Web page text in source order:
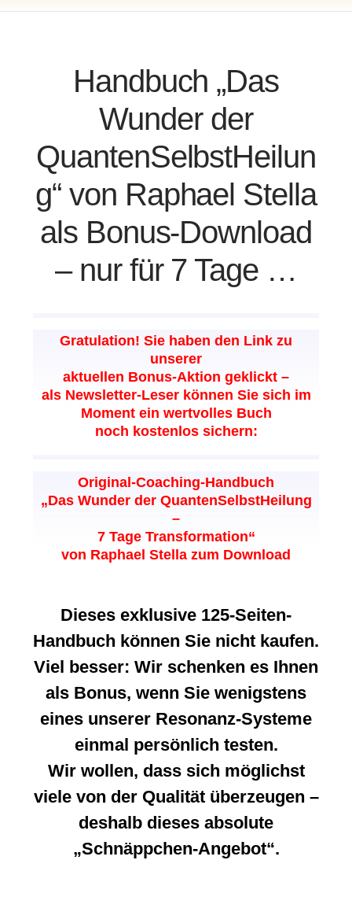
Handbuch „Das
Wunder der
QuantenSelbstHeilun
g“ von Raphael Stella
als Bonus-Download
– nur für 7 Tage …
Gratulation! Sie haben den Link zu
unserer
aktuellen Bonus-Aktion geklickt –
als Newsletter-Leser können Sie sich im
Moment ein wertvolles Buch
noch kostenlos sichern:
Original-Coaching-Handbuch
„Das Wunder der QuantenSelbstHeilung
–
7 Tage Transformation“
von Raphael Stella zum Download
Dieses exklusive 125-Seiten-
Handbuch können Sie nicht kaufen.
Viel besser: Wir schenken es Ihnen
als Bonus, wenn Sie wenigstens
eines unserer Resonanz-Systeme
einmal persönlich testen.
Wir wollen, dass sich möglichst
viele von der Qualität überzeugen –
deshalb dieses absolute
„Schnäppchen-Angebot“.